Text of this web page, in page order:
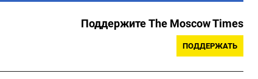
Поддержите The Moscow Times
ПОДДЕРЖАТЬ